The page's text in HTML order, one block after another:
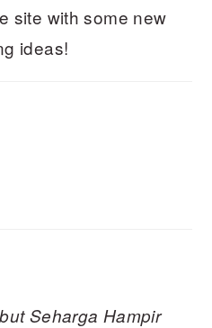
site with some new
ideas!
Seharga Hampir